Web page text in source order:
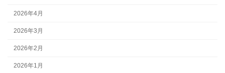
2026年4月
2026年3月
2026年2月
2026年1月